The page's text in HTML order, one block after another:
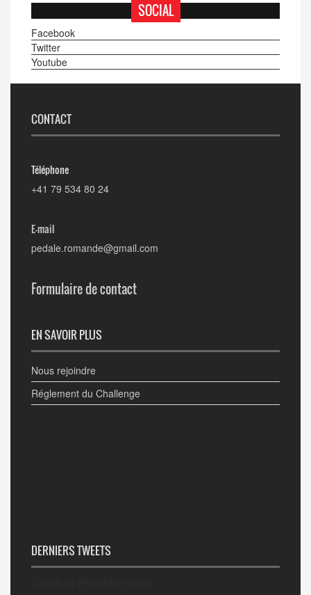
SOCIAL
Facebook
Twitter
Youtube
CONTACT
Téléphone
+41 79 534 80 24
E-mail
pedale.romande@gmail.com
Formulaire de contact
EN SAVOIR PLUS
Nous rejoindre
Réglement du Challenge
DERNIERS TWEETS